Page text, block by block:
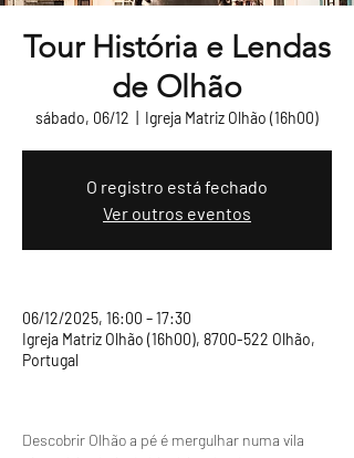
Tour História e Lendas
de Olhão
sábado, 06/12 Igreja Matriz Olhão (16h00)
O registro está fechado
Ver outros eventos
06/12/2025, 16:00 – 17:30
Igreja Matriz Olhão (16h00), 8700-522 Olhão,
Portugal
Descobrir Olhão a pé é mergulhar numa vila